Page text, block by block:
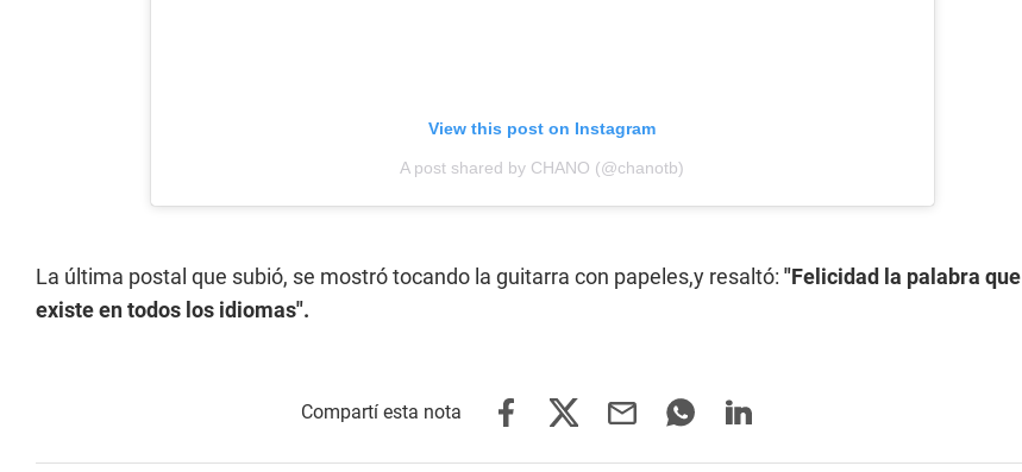
View this post on Instagram
A post shared by CHANO (@chanotb)
La última postal que subió, se mostró tocando la guitarra con papeles,y resaltó: "Felicidad la palabra que
existe en todos los idiomas".